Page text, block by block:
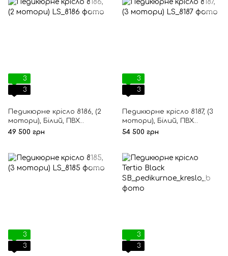
3
3
Педикюрне крісло 8186, (2
мотори), Білий, ПВХ
(полівінілхлорид)
49 500 грн
3
3
Педикюрне крісло 8187, (3
мотори), Білий, ПВХ
(полівінілхлорид)
54 500 грн
3
3
3
3